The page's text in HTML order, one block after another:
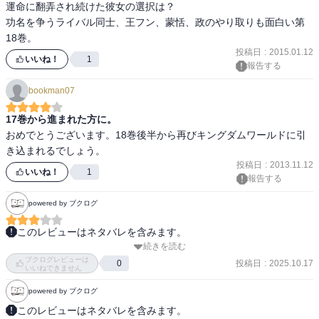
運命に翻弄され続けた彼女の選択は？
功名を争うライバル同士、王フン、蒙恬、政のやり取りも面白い第
18巻。
いいね！ 1
投稿日 : 2015.01.12
報告する
bookman07
17巻から進まれた方に。
おめでとうございます。18巻後半から再びキングダムワールドに引
き込まれるでしょう。
いいね！ 1
投稿日 : 2013.11.12
報告する
powered by ブクログ
このレビューはネタバレを含みます。
向ちゃんが悲鳴もあげないどころか
大王様に伝えなければと刺された刀の血を拭い
なんとか抜け出す懸命さに涙が出る。
そんな彼女を助けたいと伽の順番を入れ替わって
直接政に頼もうとする陽ちゃんもまた健気だ。
続きを読む
ブクログレビューは
いいねできません
0 投稿日 : 2025.10.17
powered by ブクログ
このレビューはネタバレを含みます。